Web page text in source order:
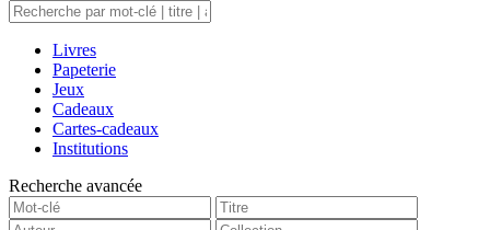
Livres
Papeterie
Jeux
Cadeaux
Cartes-cadeaux
Institutions
Recherche avancée